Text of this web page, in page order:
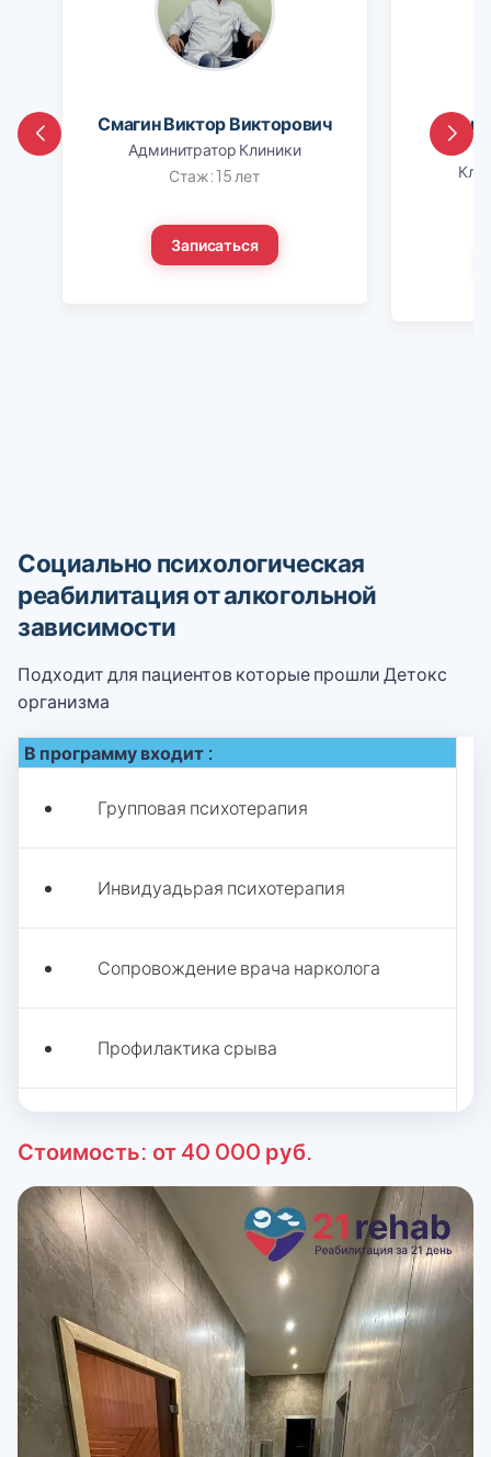
Смагин Виктор Викторович
Админитратор Клиники
Стаж: 15 лет
Записаться
Социально психологическая
реабилитация от алкогольной
зависимости
Подходит для пациентов которые прошли Детокс
организма
В программу входит :
Групповая психотерапия
Инвидуадьрая психотерапия
Сопровождение врача нарколога
Профилактика срыва
Группы для родственников
Семейная психотерапия
Стоимость: от 40 000 руб.